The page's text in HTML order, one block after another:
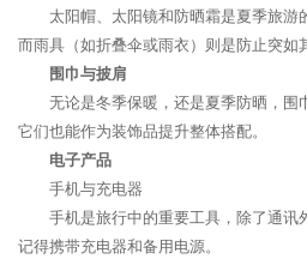
太阳帽、太阳镜和防晒霜是夏季旅游
而雨具（如折叠伞或雨衣）则是防止突如
围巾与披肩
无论是冬季保暖，还是夏季防晒，围
它们也能作为装饰品提升整体搭配。
电子产品
手机与充电器
手机是旅行中的重要工具，除了通讯
记得携带充电器和备用电源。